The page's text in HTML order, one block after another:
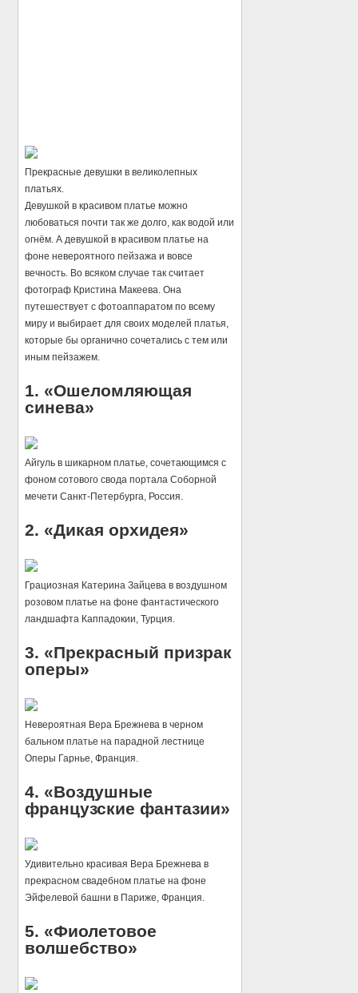
Прекрасные девушки в великолепных
платьях.
Девушкой в красивом платье можно
любоваться почти так же долго, как водой или
огнём. А девушкой в красивом платье на
фоне невероятного пейзажа и вовсе
вечность. Во всяком случае так считает
фотограф Кристина Макеева. Она
путешествует с фотоаппаратом по всему
миру и выбирает для своих моделей платья,
которые бы органично сочетались с тем или
иным пейзажем.
1. «Ошеломляющая
синева»
Айгуль в шикарном платье, сочетающимся с
фоном сотового свода портала Соборной
мечети Санкт-Петербурга, Россия.
2. «Дикая орхидея»
Грациозная Катерина Зайцева в воздушном
розовом платье на фоне фантастического
ландшафта Каппадокии, Турция.
3. «Прекрасный призрак
оперы»
Невероятная Вера Брежнева в черном
бальном платье на парадной лестнице
Оперы Гарнье, Франция.
4. «Воздушные
французские фантазии»
Удивительно красивая Вера Брежнева в
прекрасном свадебном платье на фоне
Эйфелевой башни в Париже, Франция.
5. «Фиолетовое
волшебство»